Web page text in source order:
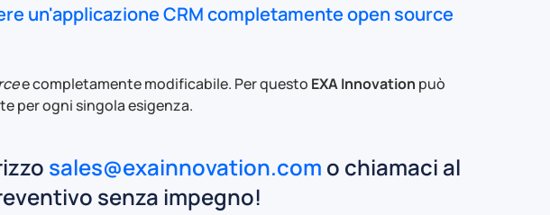
un'applicazione CRM completamente open source
e completamente modificabile. Per questo EXA Innovation può
per ogni singola esigenza.
sales@exainnovation.com o chiamaci al
senza impegno!